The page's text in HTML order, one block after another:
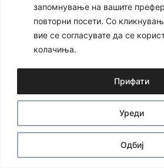
запомнување на вашите
повторни посети. Со
вие се согласувате да се
колачиња.
Уреди
Одбиј
Прифати